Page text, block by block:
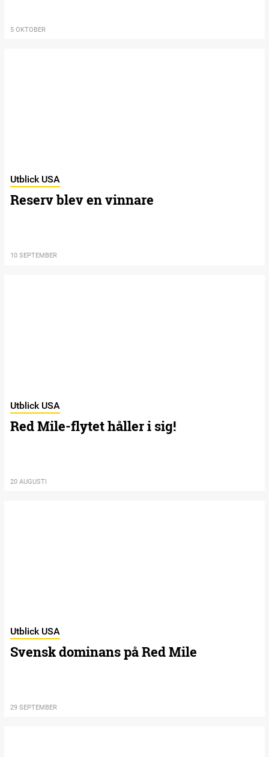
5 OKTOBER
Utblick USA
Reserv blev en vinnare
10 SEPTEMBER
Utblick USA
Red Mile-flytet håller i sig!
20 AUGUSTI
Utblick USA
Svensk dominans på Red Mile
29 SEPTEMBER